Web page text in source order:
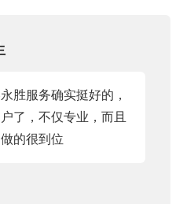
胜服务确实挺好的，
了，不仅专业，而且
的很到位